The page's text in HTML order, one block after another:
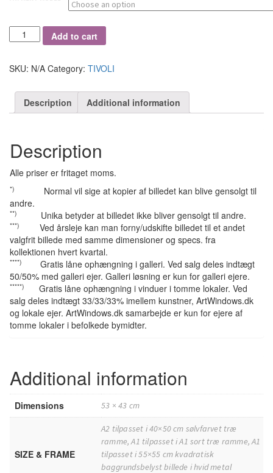
Quantity Add to cart
SKU: N/A Category: TIVOLI
Description Additional information
Description
Alle priser er fritaget moms.
*) Normal vil sige at kopier af billedet kan blive gensolgt til
andre.
**) Unika betyder at billedet ikke bliver gensolgt til andre.
***) Ved årsleje kan man forny/udskifte billedet til et andet
valgfrit billede med samme dimensioner og specs. fra
kollektionen hvert kvartal.
****) Gratis låne ophængning i galleri. Ved salg deles indtægt
50/50% med galleri ejer. Galleri løsning er kun for galleri ejere.
*****) Gratis låne ophængning i vinduer i tomme lokaler. Ved
salg deles indtægt 33/33/33% imellem kunstner, ArtWindows.dk
og lokale ejer. ArtWindows.dk samarbejde er kun for ejere af
tomme lokaler i befolkede bymidter.
Additional information
Dimensions 53 × 43 cm
SIZE & FRAME
A2 tilpasset i 40×50 cm sølvfarvet træ
ramme, A1 tilpasset i A1 sort træ ramme, A1
tilpasset i 55×55 cm kvadratisk
baggrundsbelyst billede i hvid metal